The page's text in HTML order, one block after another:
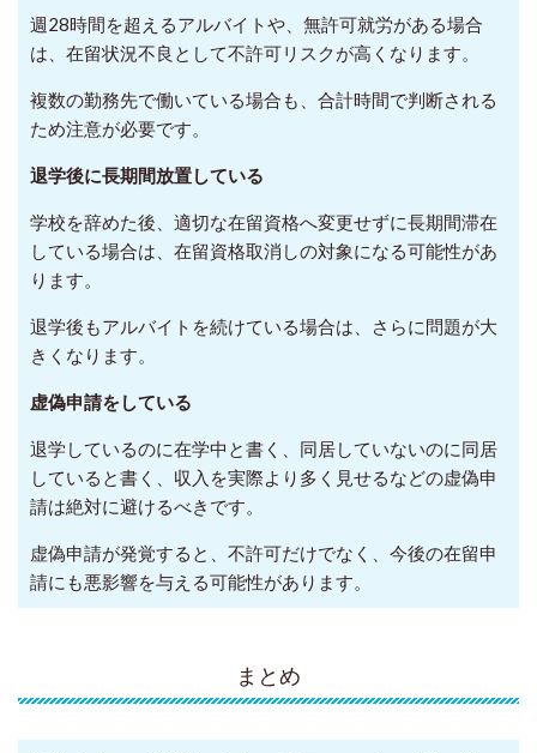
週28時間を超えるアルバイトや、無許可就労がある場合
は、在留状況不良として不許可リスクが高くなります。
複数の勤務先で働いている場合も、合計時間で判断される
ため注意が必要です。
退学後に長期間放置している
学校を辞めた後、適切な在留資格へ変更せずに長期間滞在
している場合は、在留資格取消しの対象になる可能性があ
ります。
退学後もアルバイトを続けている場合は、さらに問題が大
きくなります。
虚偽申請をしている
退学しているのに在学中と書く、同居していないのに同居
していると書く、収入を実際より多く見せるなどの虚偽申
請は絶対に避けるべきです。
虚偽申請が発覚すると、不許可だけでなく、今後の在留申
請にも悪影響を与える可能性があります。
まとめ